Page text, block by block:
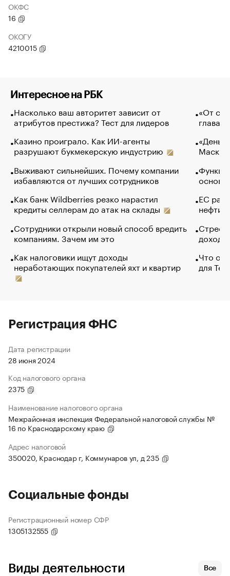
ОКФС
16
ОКОГУ
4210015
Интересное на РБК
Насколько ваш авторитет зависит от
атрибутов престижа? Тест для лидеров
Казино проиграло. Как ИИ-агенты
разрушают букмекерскую индустрию
Выживают сильнейших. Почему компании
избавляются от лучших сотрудников
Как банк Wildberries резко нарастил
кредиты селлерам до атак на склады
Сотрудники открыли новый способ вредить
компаниям. Зачем им это
Как налоговики ищут доходы
неработающих покупателей яхт и квартир
«От
глава
Маск в
основ
ЕС
нефти
Что
для
Регистрация ФНС
Дата регистрации
28 июня 2024
Код налогового органа
2375
Наименование налогового органа
Межрайонная инспекция Федеральной налоговой службы №
16 по Краснодарскому краю
Адрес налоговой
350020, Краснодар г, Коммунаров ул, д 235
Социальные фонды
Регистрационный номер СФР
1305132555
Виды деятельности Все